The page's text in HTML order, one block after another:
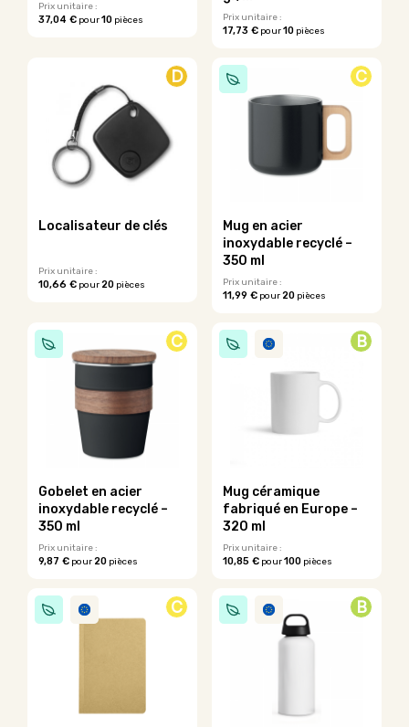
Prix unitaire :
37,04 € pour10 pièces Prix unitaire :
17,73 €pour10pièces
D
Localisateur de clés
Prix unitaire :
10,66 € pour20 pièces
a
plusieurs
variations.
options
peuvent
choisies
la
page
du
produit
C
Mug en acier
inoxydable recyclé –
350 ml
Prix unitaire :
11,99 €pour20pièces
C
Gobelet en acier
inoxydable recyclé –
350 ml
Prix unitaire :
9,87 € pour20 pièces
B
Mug céramique
fabriqué en Europe –
320 ml
Prix unitaire :
10,85 €pour100pièces
produit
a
plusieurs
variations.
C B